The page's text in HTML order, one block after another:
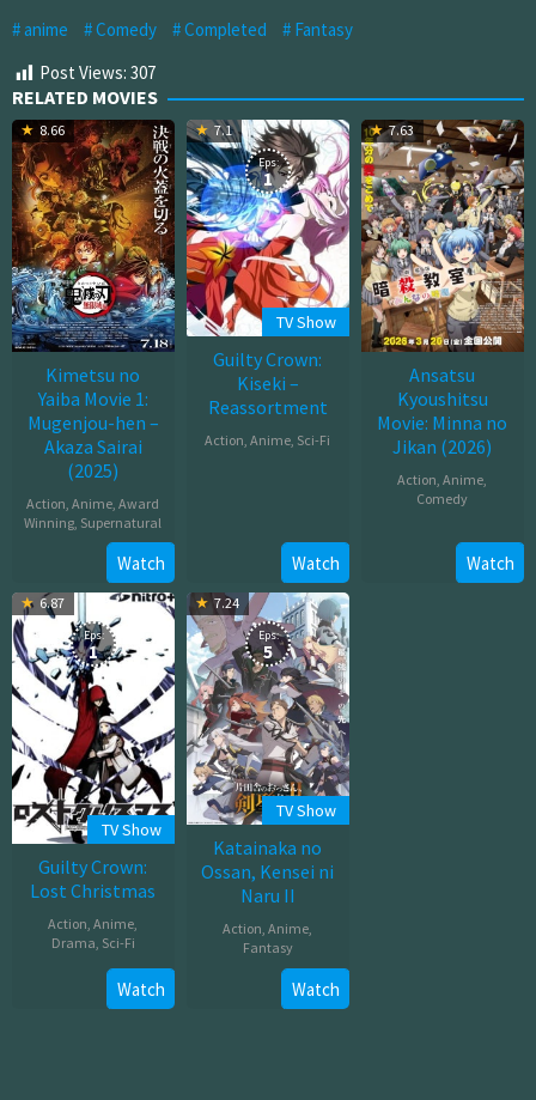
anime
Comedy Completed
Fantasy
Post Views: 307
RELATED MOVIES
8.66
Kimetsu no
Yaiba Movie 1:
Mugenjou-hen –
Akaza Sairai
(2025)
Action ,Anime ,Award
Winning Supernatural
18,
2025
Watch
7.1
Eps:
1
TV Show
Guilty Crown:
Kiseki –
Reassortment
Action,Anime, Sci-Fi
Watch
7.63
Ansatsu
Kyoushitsu
Movie: Minna no
Jikan (2026)
Action ,Anime
Comedy
Mar
2026
Watch
6.87
Eps:
1
TV Show
Guilty Crown:
Lost Christmas
Action,Anime,
Drama, Sci-Fi
26,
Watch
7.24
Eps:
5
TV Show
Katainaka no
Ossan, Kensei ni
Naru II
Action ,Anime
Fantasy
08,
Watch